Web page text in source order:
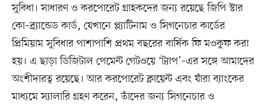
সুবিধা। সাধারণ ও করপোরেট গ্রাহকদের জন্য রয়েছে জিপি স্টার
কো–ব্র্যান্ডেড কার্ড, যেখানে প্ল্যাটিনাম ও সিগনেচার কার্ডের
প্রিমিয়াম সুবিধার পাশাপাশি প্রথম বছরের বার্ষিক ফি মওকুফ করা
হয়। এ ছাড়া ডিজিটাল পেমেন্ট গেটওয়ে ‘ট্যাপ’–এর সঙ্গে আমাদের
অংশীদারত্ব রয়েছে। আর করপোরেট ক্লায়েন্ট এবং যাঁরা ব্যাংকের
মাধ্যমে স্যালারি গ্রহণ করেন, তাঁদের জন্য সিগনেচার ও